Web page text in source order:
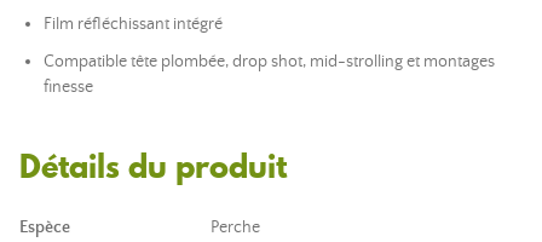
Film réfléchissant intégré
Compatible tête plombée, drop shot, mid-strolling et montages
finesse
Détails du produit
Espèce
Perche